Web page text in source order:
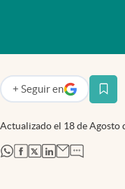
Actualizado el 18 de Agosto
+ Seguir en
abre en nueva pestaña
abre en nueva pestaña
abre en nueva
abre en nueva
abre en nueva